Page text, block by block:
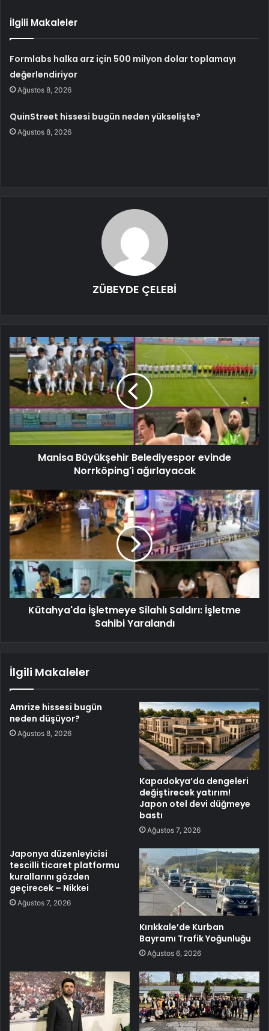
İlgili Makaleler
Formlabs halka arz için 500 milyon dolar toplamayı
değerlendiriyor
Ağustos 8, 2026
QuinStreet hissesi bugün neden yükselişte?
Ağustos 8, 2026
ZÜBEYDE ÇELEBİ
Manisa Büyükşehir Belediyespor evinde
Norrköping'i ağırlayacak
Kütahya'da İşletmeye Silahlı Saldırı: İşletme
Sahibi Yaralandı
İlgili Makaleler
Amrize hissesi bugün
neden düşüyor?
Ağustos 8, 2026
Kapadokya’da dengeleri
değiştirecek yatırım!
Japon otel devi düğmeye
bastı
Ağustos 7, 2026
Japonya düzenleyicisi
tescilli ticaret platformu
kurallarını gözden
geçirecek – Nikkei
Ağustos 7, 2026
Kırıkkale’de Kurban
Bayramı Trafik Yoğunluğu
Ağustos 6, 2026